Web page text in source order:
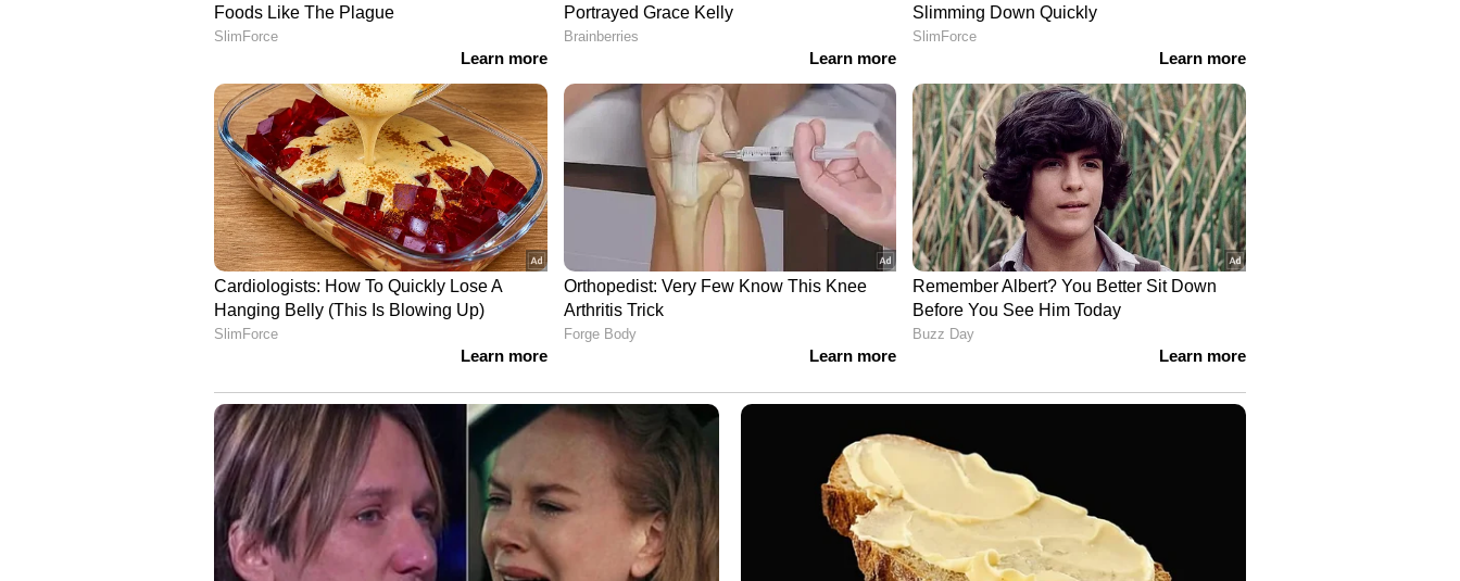
ട്രേഡ് ഫെയറിന്റെ ഭാഗമായി നൂറോളം പ്രദർശന സ്റ്റാളുകൾ ഇക്കൊല്ലവും
കനകക്കുന്നിനെ സമ്പന്നമാക്കും.
കരകൗശല വസ്തുക്കൾ, ഗൃഹോപകരണങ്ങൾ, ഫർണിച്ചറുകൾ, പുസ്തകങ്ങൾ,
ഫാൻസി സാധനങ്ങൾ, തുണിത്തരങ്ങൾ തുടങ്ങി വൈവിധ്യമാർന്ന ഉത്പന്നങ്ങൾ
വിലക്കുറവിൽ ഇവിടെ നിന്നും സ്വന്തമാക്കാം. രാവിലെ 10 മണി മുതൽ രാത്രി 10 മണി
വരെ ട്രേഡ് ഫെയറും പ്രദർശനവും ഉണ്ടായിരിക്കുന്നതാണ്. വിവിധ സർക്കാർ
വകുപ്പുകൾ, സ്ഥാപനങ്ങൾ, വ്യാപാരി വ്യവസായികൾ , ഇതര പ്രസ്ഥാനങ്ങൾ
എന്നിവയുടെ സജീവ പങ്കാളിത്തത്തോടെയാണ് ട്രേഡ് ഫെയർ പ്രവർത്തനം
ഏഷ്യാനെറ്റ് ന്യൂസ് വാർത്തകൾ തത്സമയം കാണാം